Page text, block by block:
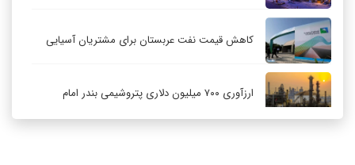
کاهش قیمت نفت عربستان برای مشتریان آسیایی
ارزآوری ۷۰۰ میلیون دلاری پتروشیمی بندر امام